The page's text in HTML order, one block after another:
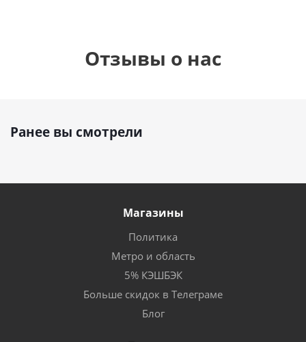
Отзывы о нас
Ранее вы смотрели
Магазины
Политика
Метро и область
5% КЭШБЭК
Больше скидок в Телеграме
Блог